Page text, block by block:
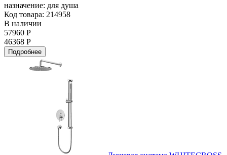
назначение: для душа
Код товара: 214958
В наличии
57960 Р
46368 Р
Подробнее